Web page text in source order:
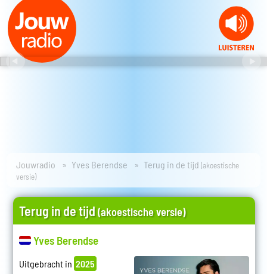
Jouwradio Yves Berendse Terug in de tijd(akoestische
versie)
Terug in de tijd(akoestische versie)
Yves Berendse
Uitgebracht in 2025